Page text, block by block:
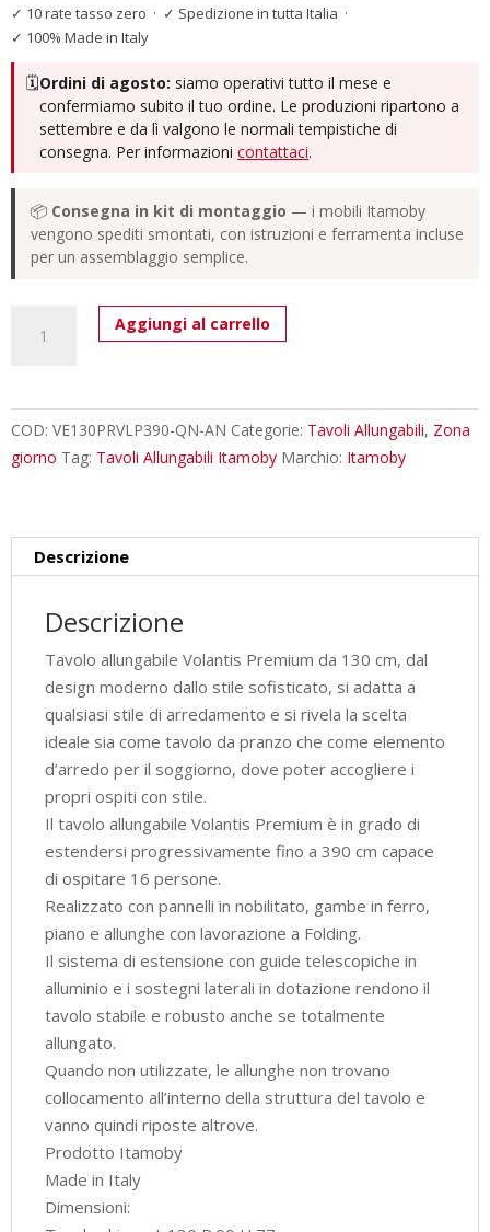
✓ 10 rate tasso zero · ✓ Spedizione in tutta Italia ·
✓ 100% Made in Italy
🗓️Ordini di agosto: siamo operativi tutto il mese e
confermiamo subito il tuo ordine. Le produzioni ripartono a
settembre e da lì valgono le normali tempistiche di
consegna. Per informazionicontattaci.
📦 Consegna in kit di montaggio — i mobili Itamoby
vengono spediti smontati, con istruzioni e ferramenta incluse
per un assemblaggio semplice.
allungabile
Volantis
Premium
gambe
antracite
Aggiungi al carrello
COD: VE130PRVLP390-QN-AN Categorie: Tavoli Allungabili, Zona
giorno Tag: Tavoli Allungabili Itamoby Marchio: Itamoby
Descrizione
Descrizione
Tavolo allungabile Volantis Premium da 130 cm, dal
design moderno dallo stile sofisticato, si adatta a
qualsiasi stile di arredamento e si rivela la scelta
ideale sia come tavolo da pranzo che come elemento
d’arredo per il soggiorno, dove poter accogliere i
propri ospiti con stile.
Il tavolo allungabile Volantis Premium è in grado di
estendersi progressivamente fino a 390 cm capace
di ospitare 16 persone.
Realizzato con pannelli in nobilitato, gambe in ferro,
piano e allunghe con lavorazione a Folding.
Il sistema di estensione con guide telescopiche in
alluminio e i sostegni laterali in dotazione rendono il
tavolo stabile e robusto anche se totalmente
allungato.
Quando non utilizzate, le allunghe non trovano
collocamento all’interno della struttura del tavolo e
vanno quindi riposte altrove.
Prodotto Itamoby
Made in Italy
Dimensioni: